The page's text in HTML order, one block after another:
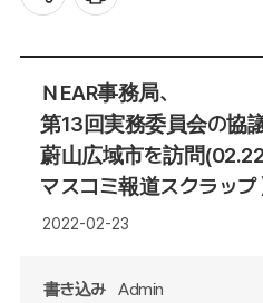
ＮEAR事務局、
第13回実務委員会の協
蔚山広域市を訪問
マスコミ報道スクラップ 】
2022-02-23
書き込み Admin